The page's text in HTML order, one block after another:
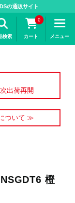
の通販サイト
検索
0
カート メニュー
出荷再開
ついて ≫
橙